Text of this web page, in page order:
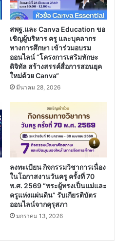
สพฐ.และ Canva Education ขอ
เชิญผู้บริหาร ครู และบุคลากร
ทางการศึกษา เข้าร่วมอบรม
ออนไลน์ “โครงการเสริมทักษะ
ดิจิทัล สร้างสรรค์สื่อการสอนยุค
ใหม่ด้วย Canva“
มีนาคม 28, 2026
ลงทะเบียน กิจกรรมวิชาการเนื่อง
ในโอกาสงานวันครู ครั้งที่ 70
พ.ศ. 2569 “พระผู้ทรงเป็นแม่และ
ครูแห่งแผ่นดิน” รับเกียรติบัตร
ออนไลน์จากคุรุสภา
มกราคม 13, 2026